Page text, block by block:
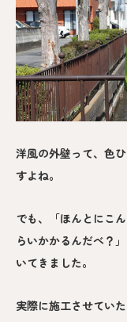
洋風の外壁って、色
すよね。
でも、「ほんとにこ
らいかかるんだべ？
いてきました。
実際に施工させてい